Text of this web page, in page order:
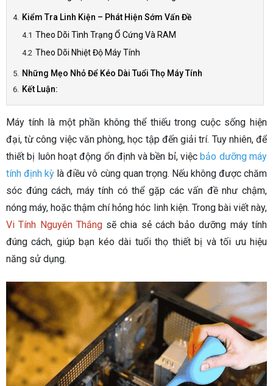
Kiểm Tra Linh Kiện – Phát Hiện Sớm Vấn Đề
Theo Dõi Tình Trạng Ổ Cứng Và RAM
Theo Dõi Nhiệt Độ Máy Tính
Những Mẹo Nhỏ Để Kéo Dài Tuổi Thọ Máy Tính
Kết Luận:
Máy tính là một phần không thể thiếu trong cuộc sống hiện
đại, từ công việc văn phòng, học tập đến giải trí. Tuy nhiên, để
thiết bị luôn hoạt động ổn định và bền bỉ, việcbảo dưỡng máy
tính định kỳ là điều vô cùng quan trọng. Nếu không được chăm
sóc đúng cách, máy tính có thể gặp các vấn đề như chậm,
nóng máy, hoặc thậm chí hỏng hóc linh kiện. Trong bài viết này,
Vi Tính Nguyên Thắngsẽ chia sẻ cách bảo dưỡng máy tính
đúng cách, giúp bạn kéo dài tuổi thọ thiết bị và tối ưu hiệu
năng sử dụng.